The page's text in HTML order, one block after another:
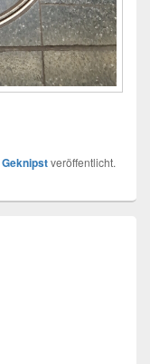
Geknipstveröffentlicht.